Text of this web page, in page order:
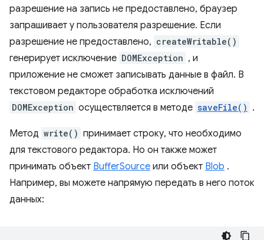
разрешение на запись не предоставлено, браузер
запрашивает у пользователя разрешение. Если
разрешение не предоставлено, createWritable()
генерирует исключение DOMException , и
приложение не сможет записывать данные в файл. В
текстовом редакторе обработка исключений
DOMException осуществляется в методе saveFile() .
Метод write() принимает строку, что необходимо
для текстового редактора. Но он также может
принимать объект BufferSource или объект Blob .
Например, вы можете напрямую передать в него поток
данных: